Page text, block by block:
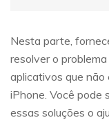
Nesta parte,
resolver o
aplicativos que não
iPhone. Você pode
essas soluções o